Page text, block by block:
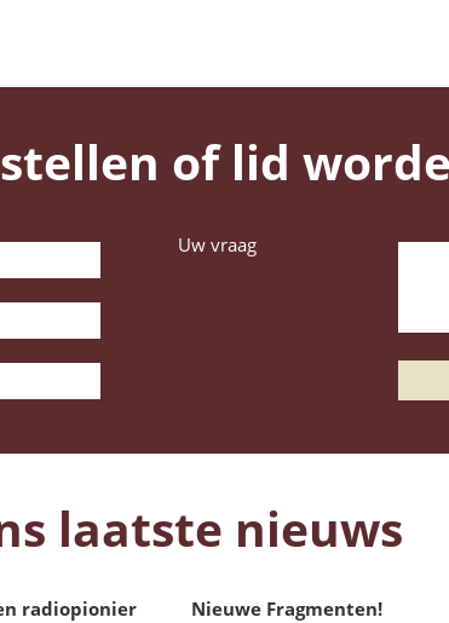
of lid
Uw vraag
laatste nieuws
radiopionier
Nieuwe Fragmenten!